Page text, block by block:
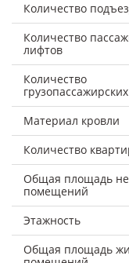
Количество
Количество
лифтов
Количество
Материал кровли
Количество
Общая площадь
помещений
Этажность
Общая площадь